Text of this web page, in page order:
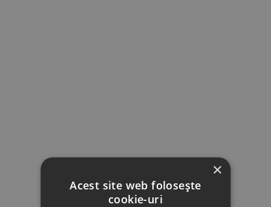
×
Acest site web folosește
cookie-uri